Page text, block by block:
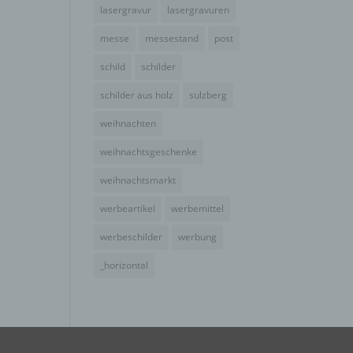
lasergravur lasergravuren
messe messestand post
schild schilder
schilder aus holz sulzberg
weihnachten
weihnachtsgeschenke
weihnachtsmarkt
werbeartikel werbemittel
werbeschilder werbung
_horizontal